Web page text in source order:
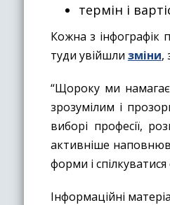
термін і
Кожна з інфографік
туди увійшли зміни,
“Щороку ми
зрозумілим і
виборі професії,
активніше
форми і
Інформаційні